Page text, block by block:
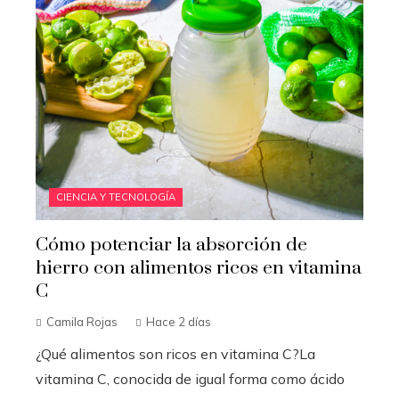
CIENCIA Y TECNOLOGÍA
Cómo potenciar la absorción de
hierro con alimentos ricos en vitamina
C
Camila Rojas Hace 2 días
¿Qué alimentos son ricos en vitamina C?La
vitamina C, conocida de igual forma como ácido